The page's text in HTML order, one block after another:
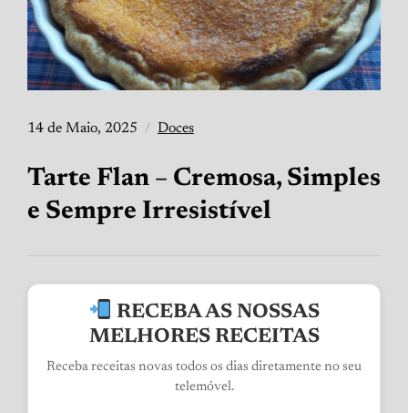
14 de Maio, 2025 Doces
Tarte Flan – Cremosa, Simples
e Sempre Irresistível
RECEBA AS NOSSAS
MELHORES RECEITAS
Receba receitas novas todos os dias diretamente no seu
telemóvel.